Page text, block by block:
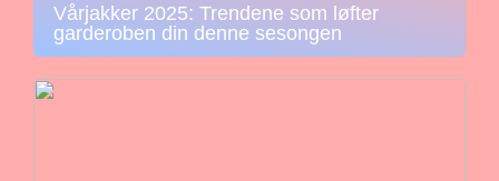
Vårjakker 2025: Trendene som løfter
garderoben din denne sesongen